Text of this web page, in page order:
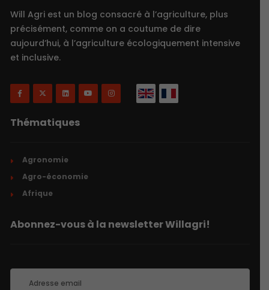
Will Agri est un blog consacré à l’agriculture, plus
précisément, comme on a coutume de dire
aujourd’hui, à l’agriculture écologiquement intensive
et inclusive.
Thématiques
Agronomie
Agro-économie
Afrique
Abonnez-vous à la newsletter Willagri!